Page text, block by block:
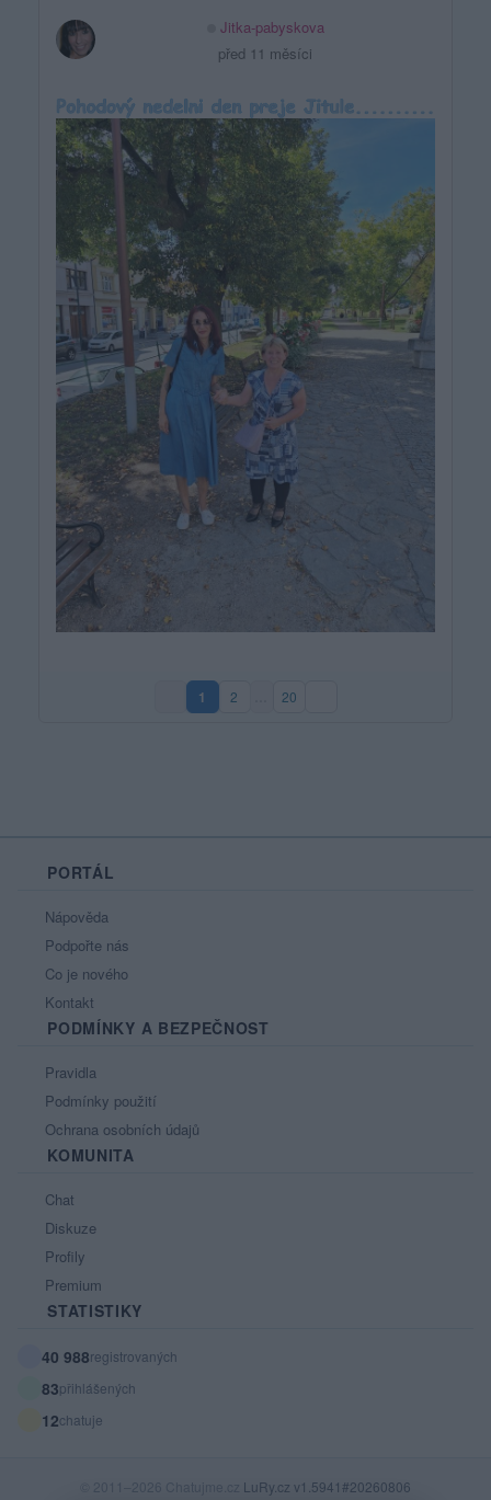
Jitka-pabyskova
před 11 měsíci
1(aktuální strana)
2 20
PORTÁL
Nápověda
Podpořte nás
Co je nového
Kontakt
PODMÍNKY A BEZPEČNOST
Pravidla
Podmínky použití
Ochrana osobních údajů
KOMUNITA
Chat
Diskuze
Profily
Premium
STATISTIKY
40 988registrovaných
83přihlášených
12chatuje
© 2011–2026 Chatujme.cz LuRy.cz v1.5941#20260806